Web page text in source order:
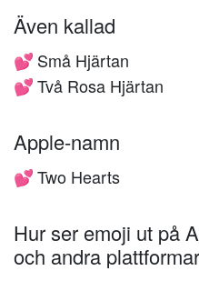
Även kallad
💕 Små Hjärtan
💕 Två Rosa Hjärtan
Apple-namn
💕 Two Hearts
Hur ser emoji ut på
och andra plattformar